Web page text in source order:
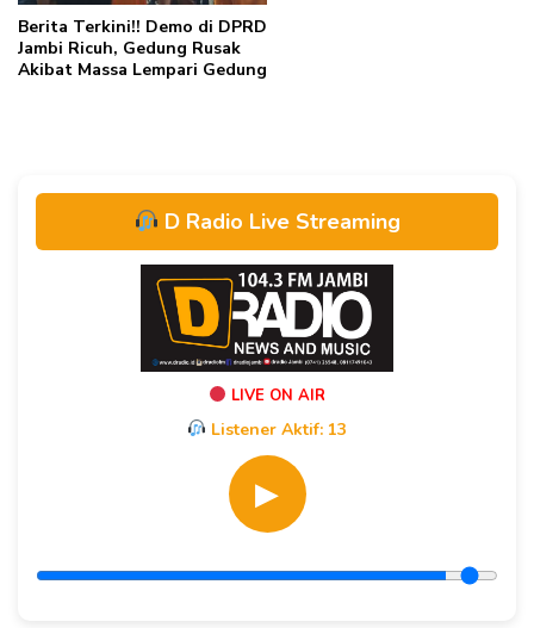
Berita Terkini!! Demo di DPRD
Jambi Ricuh, Gedung Rusak
Akibat Massa Lempari Gedung
D Radio Live Streaming
LIVE ON AIR
Listener Aktif: 13
▶